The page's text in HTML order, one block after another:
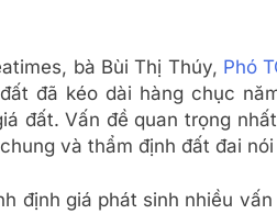
bà Bùi Thị Thúy, Phó
đã kéo dài hàng chục
đất. Vấn đề quan trọng
và thẩm định đất đai nói
định giá phát sinh nhiều